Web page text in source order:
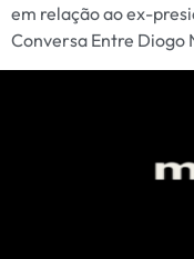
em relação ao ex-
Conversa Entre Diogo